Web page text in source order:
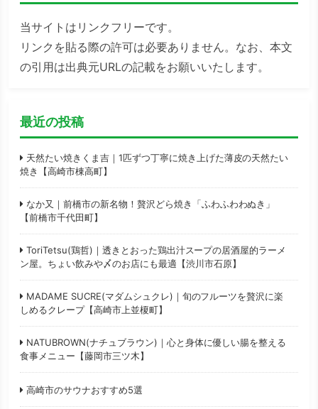
当サイトはリンクフリーです。
リンクを貼る際の許可は必要ありません。なお、本文
の引用は出典元URLの記載をお願いいたします。
最近の投稿
天然たい焼きくま吉｜1匹ずつ丁寧に焼き上げた薄皮の天然たい
焼き【高崎市棟高町】
なか又｜前橋市の新名物！贅沢どら焼き「ふわふわわぬき」
【前橋市千代田町】
ToriTetsu(鶏哲)｜透きとおった鶏出汁スープの居酒屋的ラーメ
ン屋。ちょい飲みや〆のお店にも最適【渋川市石原】
MADAME SUCRE(マダムシュクレ)｜旬のフルーツを贅沢に楽
しめるクレープ【高崎市上並榎町】
NATUBROWN(ナチュブラウン)｜心と身体に優しい腸を整える
食事メニュー【藤岡市三ツ木】
高崎市のサウナおすすめ5選